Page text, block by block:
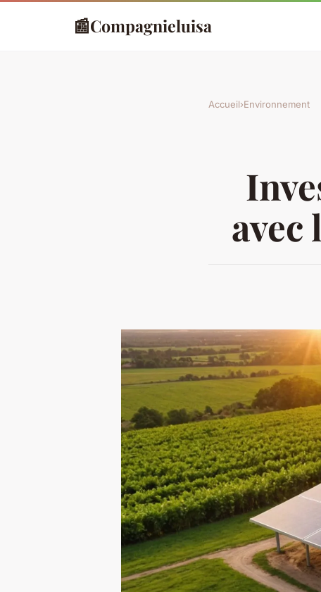
📰Compagnieluisa
Accueil›Environnement
avec